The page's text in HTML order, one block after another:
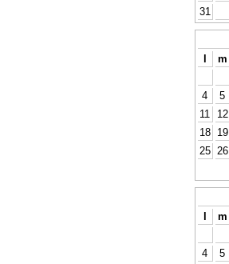
31
l
m
4
5
11
12
18
19
25
26
l
m
4
5